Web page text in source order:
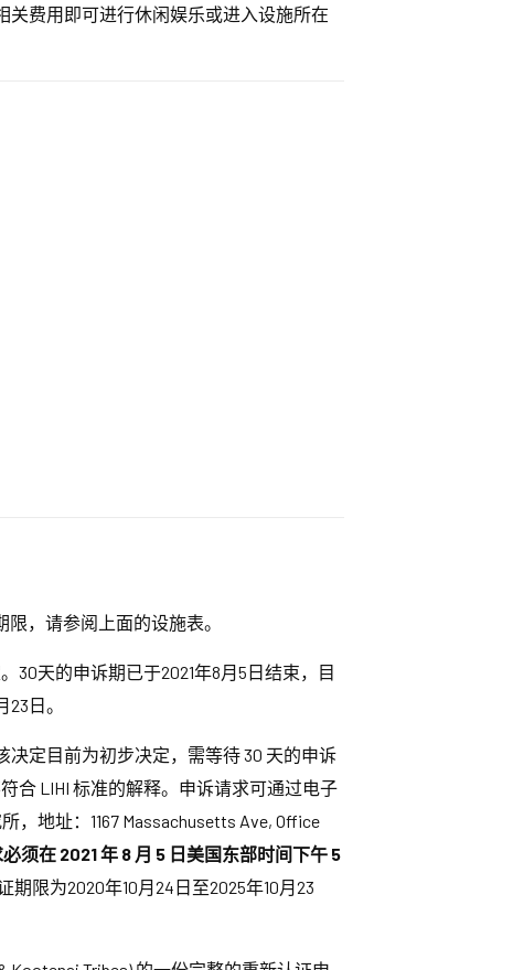
费用即可进行休闲娱乐或进入设施所在
限，请参阅上面的设施表。
天的申诉期已于2021年8月5日结束，目
日。
定目前为初步决定，需等待 30 天的申诉
合 LIHI 标准的解释。申诉请求可通过电子
地址：1167 Massachusetts Ave, Office
须在 2021 年 8 月 5 日美国东部时间下午 5
限为2020年10月24日至2025年10月23